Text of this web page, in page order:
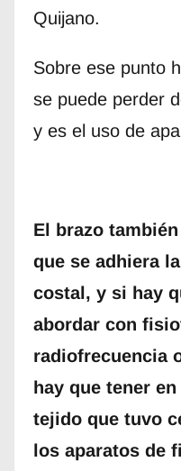
Quijano.
Sobre ese punto
se puede perder
y es el uso de
El brazo
que se adhiera
costal, y si hay
abordar con
radiofrecuencia
hay que tener
tejido que tuvo
los aparatos de